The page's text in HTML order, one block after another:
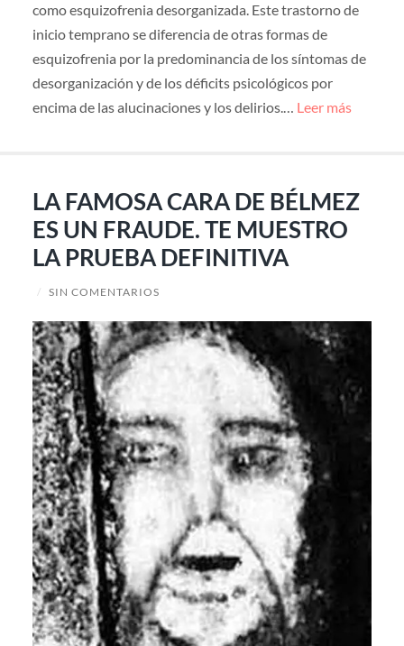
como esquizofrenia desorganizada. Este trastorno de
inicio temprano se diferencia de otras formas de
esquizofrenia por la predominancia de los síntomas de
desorganización y de los déficits psicológicos por
encima de las alucinaciones y los delirios.… Leer más
LA FAMOSA CARA DE BÉLMEZ
ES UN FRAUDE. TE MUESTRO
LA PRUEBA DEFINITIVA
/ SIN COMENTARIOS